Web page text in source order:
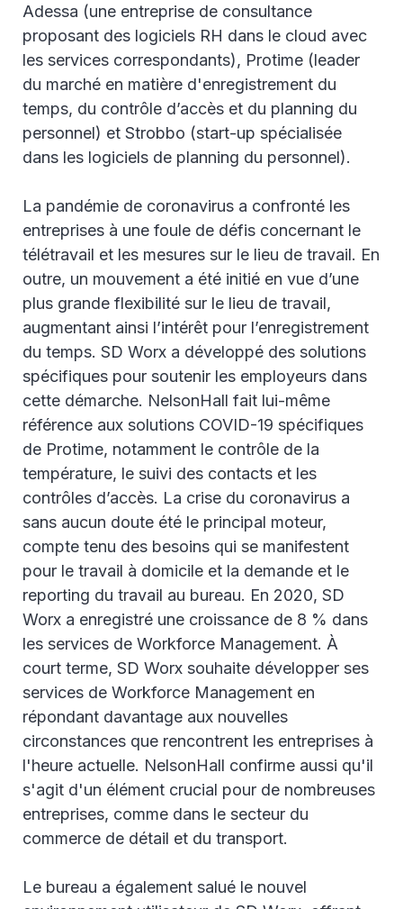
Adessa (une entreprise de consultance
proposant des logiciels RH dans le cloud avec
les services correspondants), Protime (leader
du marché en matière d'enregistrement du
temps, du contrôle d’accès et du planning du
personnel) et Strobbo (start-up spécialisée
dans les logiciels de planning du personnel).
La pandémie de coronavirus a confronté les
entreprises à une foule de défis concernant le
télétravail et les mesures sur le lieu de travail. En
outre, un mouvement a été initié en vue d’une
plus grande flexibilité sur le lieu de travail,
augmentant ainsi l’intérêt pour l’enregistrement
du temps. SD Worx a développé des solutions
spécifiques pour soutenir les employeurs dans
cette démarche. NelsonHall fait lui-même
référence aux solutions COVID-19 spécifiques
de Protime, notamment le contrôle de la
température, le suivi des contacts et les
contrôles d’accès. La crise du coronavirus a
sans aucun doute été le principal moteur,
compte tenu des besoins qui se manifestent
pour le travail à domicile et la demande et le
reporting du travail au bureau. En 2020, SD
Worx a enregistré une croissance de 8 % dans
les services de Workforce Management. À
court terme, SD Worx souhaite développer ses
services de Workforce Management en
répondant davantage aux nouvelles
circonstances que rencontrent les entreprises à
l'heure actuelle. NelsonHall confirme aussi qu'il
s'agit d'un élément crucial pour de nombreuses
entreprises, comme dans le secteur du
commerce de détail et du transport.
Le bureau a également salué le nouvel